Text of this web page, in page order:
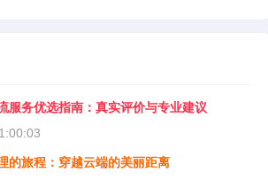
服务优选指南：真实评价与专业建议
的旅程：穿越云端的美丽距离